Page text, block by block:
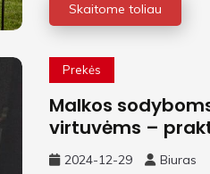
Skaitome toliau
Prekės
Malkos
virtuvėms –
pasirinkimas
2024-12-29 Biuras